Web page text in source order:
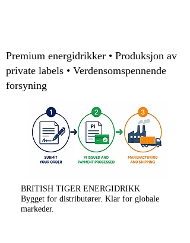
Premium energidrikker • Produksjon av
private labels • Verdensomspennende
forsyning
BRITISH TIGER ENERGIDRIKK
Bygget for distributører. Klar for globale
markeder.